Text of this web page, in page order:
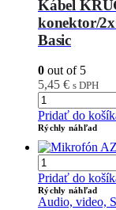
Kábel
konektor/
Basic
0 out of 5
5,45 € s DPH
Pridať do
Rýchly náhľad
Pridať do
Rýchly náhľad
Audio, video,